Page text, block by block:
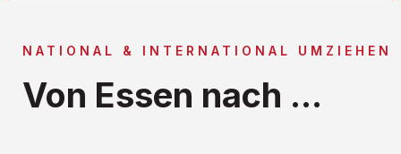
NATIONAL & INTERNATIONAL UMZIEHEN
Von Essen nach ...